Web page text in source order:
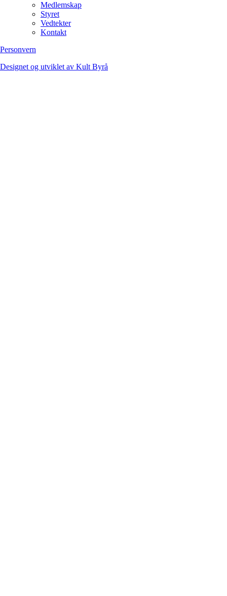
Medlemskap
Styret
Vedtekter
Kontakt
Personvern
Designet og utviklet av Kult Byrå